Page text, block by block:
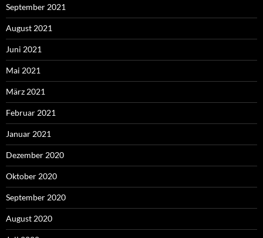
September 2021
August 2021
Juni 2021
Mai 2021
März 2021
Februar 2021
Januar 2021
Dezember 2020
Oktober 2020
September 2020
August 2020